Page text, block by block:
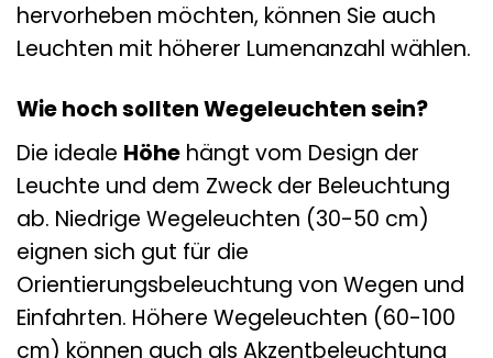
hervorheben möchten, können Sie auch
Leuchten mit höherer Lumenanzahl wählen.
Wie hoch sollten Wegeleuchten sein?
Die ideale Höhe hängt vom Design der
Leuchte und dem Zweck der Beleuchtung
ab. Niedrige Wegeleuchten (30-50 cm)
eignen sich gut für die
Orientierungsbeleuchtung von Wegen und
Einfahrten. Höhere Wegeleuchten (60-100
cm) können auch als Akzentbeleuchtung